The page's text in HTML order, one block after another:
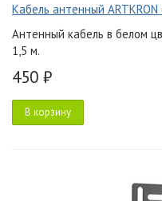
Кабель антенный ARTKRON
Антенный кабель в белом
1,5 м.
450 ₽
В корзину